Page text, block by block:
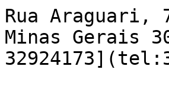
Rua Araguari,
Minas Gerais